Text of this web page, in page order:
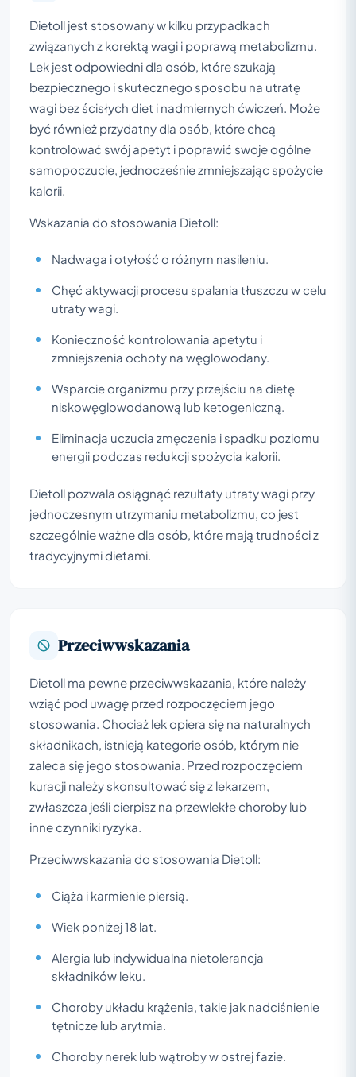
Dietoll jest stosowany w kilku przypadkach
związanych z korektą wagi i poprawą metabolizmu.
Lek jest odpowiedni dla osób, które szukają
bezpiecznego i skutecznego sposobu na utratę
wagi bez ścisłych diet i nadmiernych ćwiczeń. Może
być również przydatny dla osób, które chcą
kontrolować swój apetyt i poprawić swoje ogólne
samopoczucie, jednocześnie zmniejszając spożycie
kalorii.
Wskazania do stosowania Dietoll:
Nadwaga i otyłość o różnym nasileniu.
Chęć aktywacji procesu spalania tłuszczu w celu
utraty wagi.
Konieczność kontrolowania apetytu i
zmniejszenia ochoty na węglowodany.
Wsparcie organizmu przy przejściu na dietę
niskowęglowodanową lub ketogeniczną.
Eliminacja uczucia zmęczenia i spadku poziomu
energii podczas redukcji spożycia kalorii.
Dietoll pozwala osiągnąć rezultaty utraty wagi przy
jednoczesnym utrzymaniu metabolizmu, co jest
szczególnie ważne dla osób, które mają trudności z
tradycyjnymi dietami.
Przeciwwskazania
Dietoll ma pewne przeciwwskazania, które należy
wziąć pod uwagę przed rozpoczęciem jego
stosowania. Chociaż lek opiera się na naturalnych
składnikach, istnieją kategorie osób, którym nie
zaleca się jego stosowania. Przed rozpoczęciem
kuracji należy skonsultować się z lekarzem,
zwłaszcza jeśli cierpisz na przewlekłe choroby lub
inne czynniki ryzyka.
Przeciwwskazania do stosowania Dietoll:
Ciąża i karmienie piersią.
Wiek poniżej 18 lat.
Alergia lub indywidualna nietolerancja
składników leku.
Choroby układu krążenia, takie jak nadciśnienie
tętnicze lub arytmia.
Choroby nerek lub wątroby w ostrej fazie.